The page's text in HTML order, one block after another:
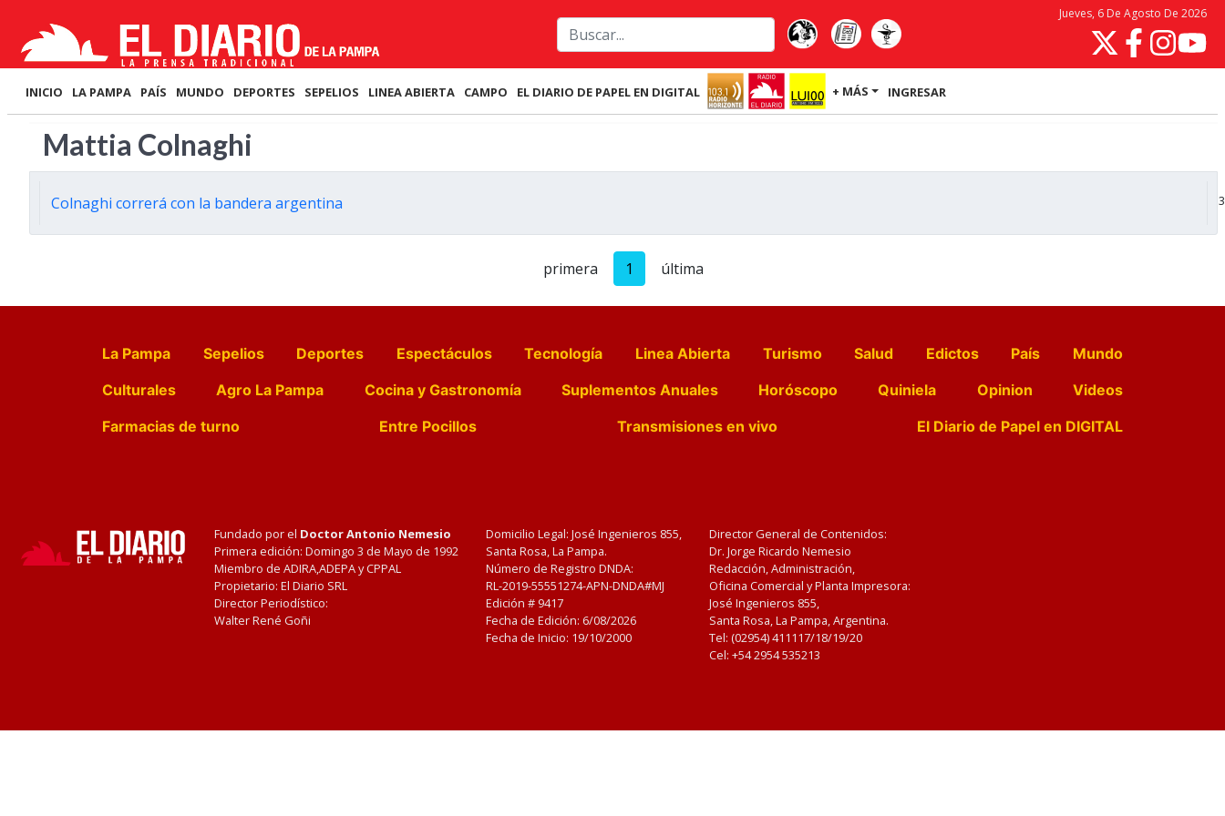
Jueves, 6 De Agosto De 2026
INICIO LA PAMPA PAÍS MUNDO DEPORTES SEPELIOS LINEA ABIERTA CAMPO EL DIARIO DE PAPEL EN DIGITAL + MÁS INGRESAR
Mattia Colnaghi
Colnaghi correrá con la bandera argentina
primera 1 última
La Pampa Sepelios Deportes Espectáculos Tecnología Linea Abierta Turismo Salud Edictos País
Mundo
Culturales
Agro La Pampa Cocina y Gastronomía Suplementos Anuales Horóscopo Quiniela Opinion
Videos
Farmacias de turno
Entre Pocillos Transmisiones en vivo El Diario de Papel en DIGITAL
Fundado por el Doctor Antonio Nemesio
Primera edición: Domingo 3 de Mayo de 1992
Miembro de ADIRA,ADEPA y CPPAL
Propietario: El Diario SRL
Director Periodístico:
Walter René Goñi
Domicilio Legal: José Ingenieros 855,
Santa Rosa, La Pampa.
Número de Registro DNDA:
RL-2019-55551274-APN-DNDA#MJ
Edición # 9417
Fecha de Edición: 6/08/2026
Fecha de Inicio: 19/10/2000
Director General de Contenidos:
Dr. Jorge Ricardo Nemesio
Redacción, Administración,
Oficina Comercial y Planta Impresora:
José Ingenieros 855,
Santa Rosa, La Pampa, Argentina.
Tel: (02954) 411117/18/19/20
Cel: +54 2954 535213